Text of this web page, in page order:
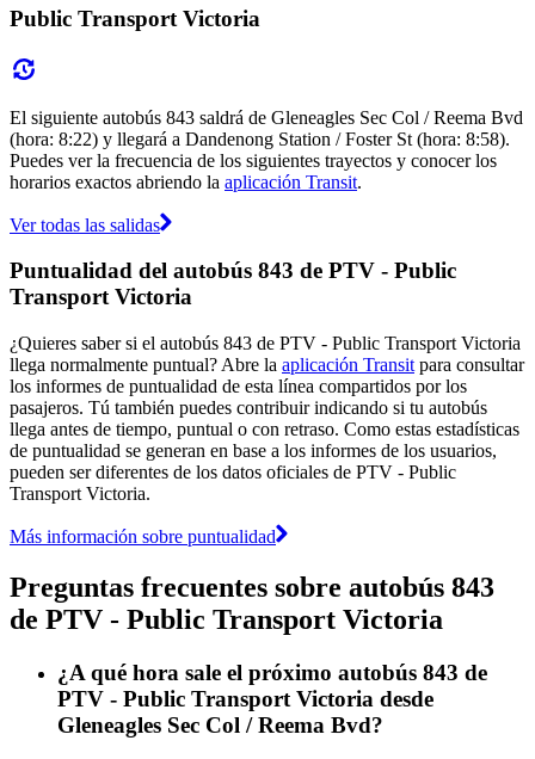
Public Transport Victoria
El siguiente autobús 843 saldrá de Gleneagles Sec Col / Reema Bvd
(hora: 8:22) y llegará a Dandenong Station / Foster St (hora: 8:58).
Puedes ver la frecuencia de los siguientes trayectos y conocer los
horarios exactos abriendo la aplicación Transit.
Ver todas las salidas
Puntualidad del autobús 843 de PTV - Public
Transport Victoria
¿Quieres saber si el autobús 843 de PTV - Public Transport Victoria
llega normalmente puntual? Abre la aplicación Transit para consultar
los informes de puntualidad de esta línea compartidos por los
pasajeros. Tú también puedes contribuir indicando si tu autobús
llega antes de tiempo, puntual o con retraso. Como estas estadísticas
de puntualidad se generan en base a los informes de los usuarios,
pueden ser diferentes de los datos oficiales de PTV - Public
Transport Victoria.
Más información sobre puntualidad
Preguntas frecuentes sobre autobús 843
de PTV - Public Transport Victoria
¿A qué hora sale el próximo autobús 843 de
PTV - Public Transport Victoria desde
Gleneagles Sec Col / Reema Bvd?